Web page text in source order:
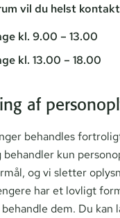
vil du helst
kl. 9.00 – 13.00
kl. 13.00 – 18.00
af
behandles
behandler kun
og vi sletter
har et lovligt
dem. Du kan